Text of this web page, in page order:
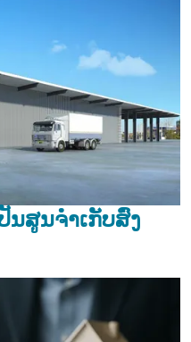
ນສູນຈໍາເກັບສົ່ງ